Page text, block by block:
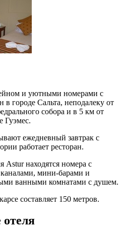
и уютными номерами с
городе Сальта, неподалеку от
собора и в 5 км от
Гуэмес.
ежедневный завтрак с
работает ресторан.
Astur находятся номера с
мини-барами и
ванными комнатами с душем.
составляет 150 метров.
отеля